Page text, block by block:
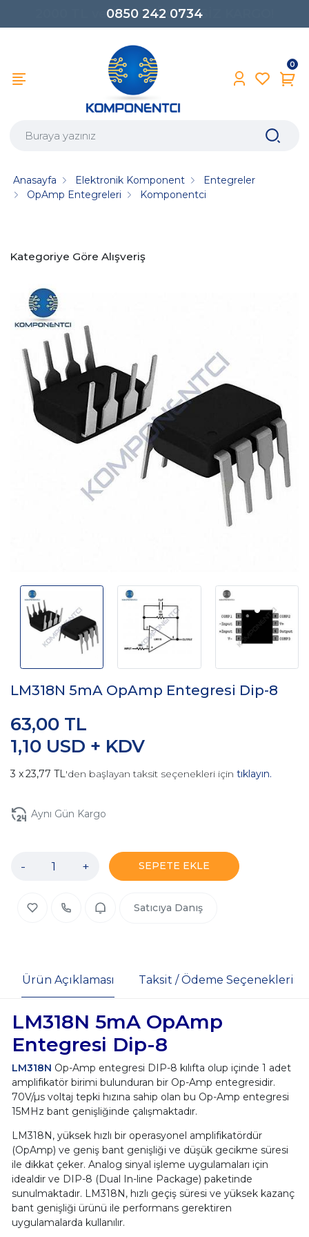
0850 242 0734
0
Anasayfa Elektronik Komponent
Entegreler
OpAmp Entegreleri
Komponentci
Kategoriye Göre Alışveriş
LM318N 5mA OpAmp Entegresi Dip-8
1,10 USD + KDV
63,00 TL
23,77 TL'den başlayan taksit seçenekleri için tıklayın.
Aynı Gün Kargo
- + SEPETE EKLE
Satıcıya Danış
Ürün Açıklaması Taksit / Ödeme Seçenekleri
LM318N 5mA OpAmp
Entegresi Dip-8
LM318N Op-Amp entegresi DIP-8 kılıfta olup içinde 1 adet
amplifikatör birimi bulunduran bir Op-Amp entegresidir.
70V/µs voltaj tepki hızına sahip olan bu Op-Amp entegresi
15MHz bant genişliğinde çalışmaktadır.
LM318N, yüksek hızlı bir operasyonel amplifikatördür
(OpAmp) ve geniş bant genişliği ve düşük gecikme süresi
ile dikkat çeker. Analog sinyal işleme uygulamaları için
idealdir ve DIP-8 (Dual In-line Package) paketinde
sunulmaktadır. LM318N, hızlı geçiş süresi ve yüksek kazanç
bant genişliği ürünü ile performans gerektiren
uygulamalarda kullanılır.